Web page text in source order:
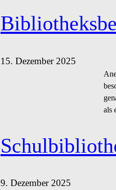
15. Dezember 2025
als
9. Dezember 2025